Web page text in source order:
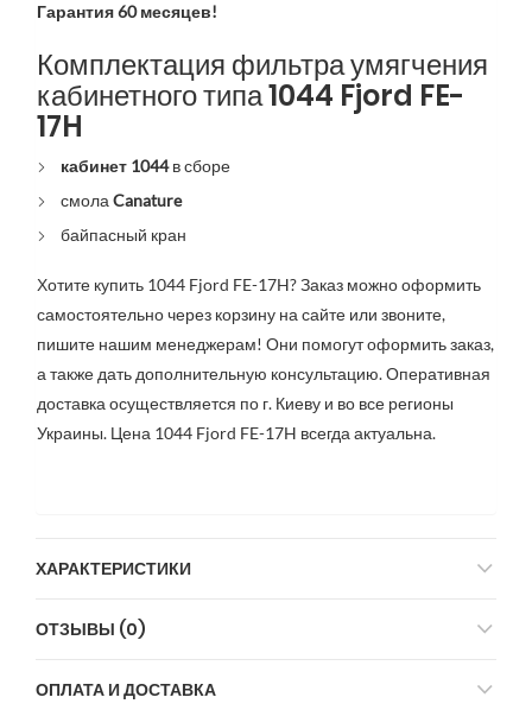
Гарантия 60 месяцев!
Комплектация фильтра умягчения
кабинетного типа 1044 Fjord FE-
17H
кабинет 1044в сборе
смола Canature
байпасный кран
Хотите купить 1044 Fjord FE-17H? Заказ можно оформить
самостоятельно через корзину на сайте или звоните,
пишите нашим менеджерам! Они помогут оформить заказ,
а также дать дополнительную консультацию. Оперативная
доставка осуществляется по г. Киеву и во все регионы
Украины. Цена 1044 Fjord FE-17H всегда актуальна.
ХАРАКТЕРИСТИКИ
ОТЗЫВЫ (0)
ОПЛАТА И ДОСТАВКА